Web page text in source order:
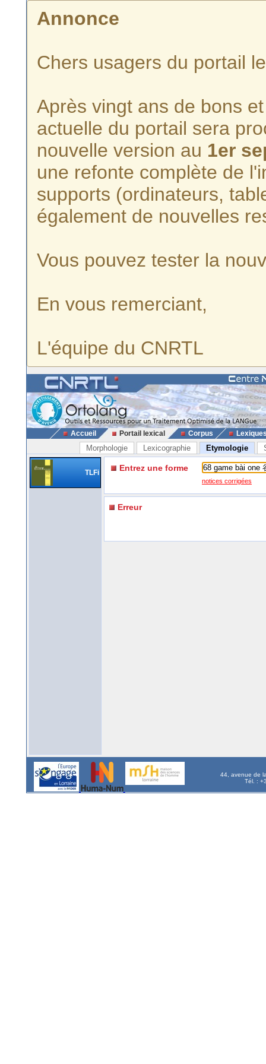
Annonce
Chers usagers du portail
Après vingt ans de bons
actuelle du portail sera
nouvelle version au 1er
une refonte complète de
supports (ordinateurs,
également de nouvelles
Vous pouvez tester la
En vous remerciant,
L'équipe du CNRTL
Accueil Portail lexical Corpus
Morphologie Lexicographie Etymologie
TLFi Entrez une forme
notices corrigées
Erreur
44, avenue de
Tél. :